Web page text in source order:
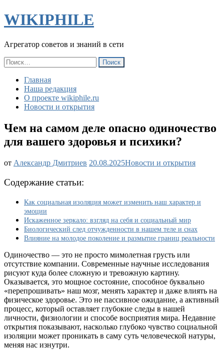
WIKIPHILE
Агрегатор советов и знаний в сети
Найти:
Главная
Наша редакция
О проекте wikiphile.ru
Новости и открытия
Чем на самом деле опасно одиночество
для вашего здоровья и психики?
от Александр Дмитриев 20.08.2025Чем
одиночество
для
вашего
здоровья
и
психики?
Новости и открытия
Содержание статьи:
Как социальная изоляция может изменить наш характер и
эмоции
Искаженное зеркало: взгляд на себя и социальный мир
Биологический след отчужденности в нашем теле и снах
Влияние на молодое поколение и размытие границ реальности
Одиночество — это не просто мимолетная грусть или
отсутствие компании. Современные научные исследования
рисуют куда более сложную и тревожную картину.
Оказывается, это мощное состояние, способное буквально
«перепрошивать» наш мозг, менять характер и даже влиять на
физическое здоровье. Это не пассивное ожидание, а активный
процесс, который оставляет глубокие следы в нашей
личности, физиологии и способе восприятия мира. Недавние
открытия показывают, насколько глубоко чувство социальной
изоляции может проникать в саму суть человеческой натуры,
меняя нас изнутри.